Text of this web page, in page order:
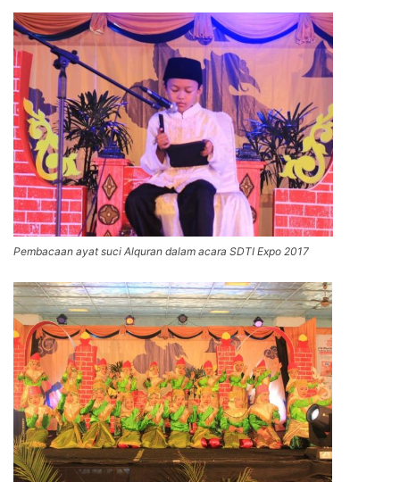
Pembacaan ayat suci Alquran dalam acara SDTI Expo 2017